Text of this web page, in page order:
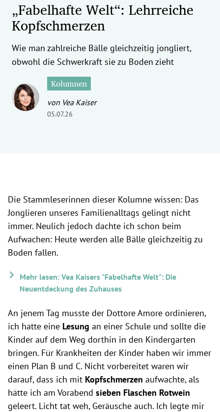
Untermenü
Untermenü
Untermenü
Untermenü
Untermenü
„Fabelhafte Welt“: Lehrreiche
Kopfschmerzen
Wie man zahlreiche Bälle gleichzeitig jongliert,
obwohl die Schwerkraft sie zu Boden zieht
Kolumnen
von Vea Kaiser
05.07.26
Die Stammleserinnen dieser Kolumne wissen: Das
Jonglieren unseres Familienalltags gelingt nicht
immer. Neulich jedoch dachte ich schon beim
Aufwachen: Heute werden alle Bälle gleichzeitig zu
Boden fallen.
Mehr lesen: Vea Kaisers "Fabelhafte Welt": Die
Neuentdeckung des Zuhauses
An jenem Tag musste der Dottore Amore ordinieren,
ich hatte eine Lesung an einer Schule und sollte die
Kinder auf dem Weg dorthin in den Kindergarten
bringen. Für Krankheiten der Kinder haben wir immer
einen Plan B und C. Nicht vorbereitet waren wir
darauf, dass ich mit Kopfschmerzen aufwachte, als
hätte ich am Vorabend sieben Flaschen Rotwein
geleert. Licht tat weh, Geräusche auch. Ich legte mir